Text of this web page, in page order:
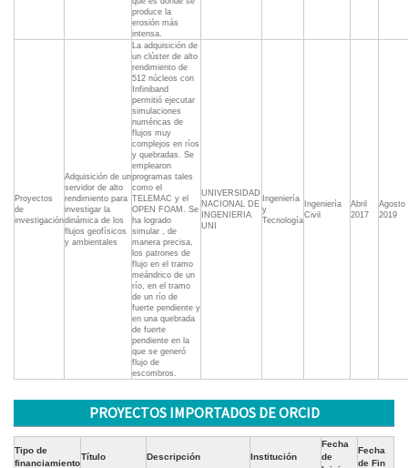
produce la
erosión más
intensa.
Proyectos
de
investigación
Adquisición de un
servidor de alto
rendimiento para
investigar la
dinámica de los
flujos geofísicos
y ambientales
La adquisición de
un clúster de alto
rendimiento de
512 núcleos con
Infiniband
permitió ejecutar
simulaciones
numéricas de
flujos muy
complejos en ríos
y quebradas. Se
emplearon
programas tales
como el
TELEMAC y el
OPEN FOAM. Se
ha logrado
simular , de
manera precisa,
los patrones de
flujo en el tramo
meándrico de un
río, en el tramo
de un río de
fuerte pendiente y
en una quebrada
de fuerte
pendiente en la
que se generó
flujo de
escombros.
UNIVERSIDAD
NACIONAL DE
INGENIERIA
UNI
Ingeniería
y
Tecnología
Ingeniería
Civil
Abril
2017
Agosto
2019
PROYECTOS IMPORTADOS DE ORCID
Tipo de
financiamiento
Título Descripción Institución
Fecha
de
Fecha
de Fin